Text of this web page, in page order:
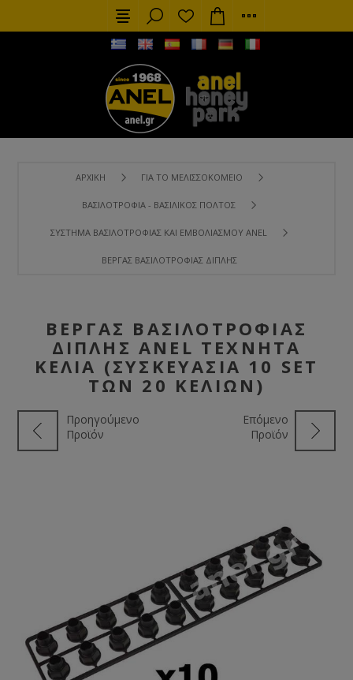
ΑΡΧΙΚΉ ΓΙΑ ΤΟ ΜΕΛΙΣΣΟΚΟΜΕΊΟ
ΒΑΣΙΛΟΤΡΟΦΊΑ - ΒΑΣΙΛΙΚΌΣ ΠΟΛΤΌΣ
ΣΎΣΤΗΜΑ ΒΑΣΙΛΟΤΡΟΦΊΑΣ ΚΑΙ ΕΜΒΟΛΙΑΣΜΟΎ ANEL
ΒΈΡΓΑΣ ΒΑΣΙΛΟΤΡΟΦΊΑΣ ΔΙΠΛΉΣ ANEL ΤΕΧΝΗΤΆ ΚΕΛΙΆ
ΒΈΡΓΑΣ ΒΑΣΙΛΟΤΡΟΦΊΑΣ
ΔΙΠΛΉΣ ANEL ΤΕΧΝΗΤΆ
ΚΕΛΙΆ (ΣΥΣΚΕΥΑΣΊΑ 10 SET
ΤΩΝ 20 ΚΕΛΙΏΝ)
Προηγούμενο
Προϊόν
Επόμενο
Προϊόν